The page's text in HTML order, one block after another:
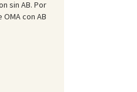
sin AB. Por
con AB